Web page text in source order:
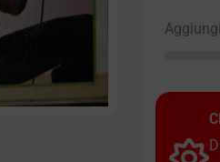
Aggiungi